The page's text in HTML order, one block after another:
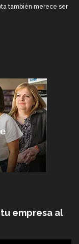
también merece ser
empresa al